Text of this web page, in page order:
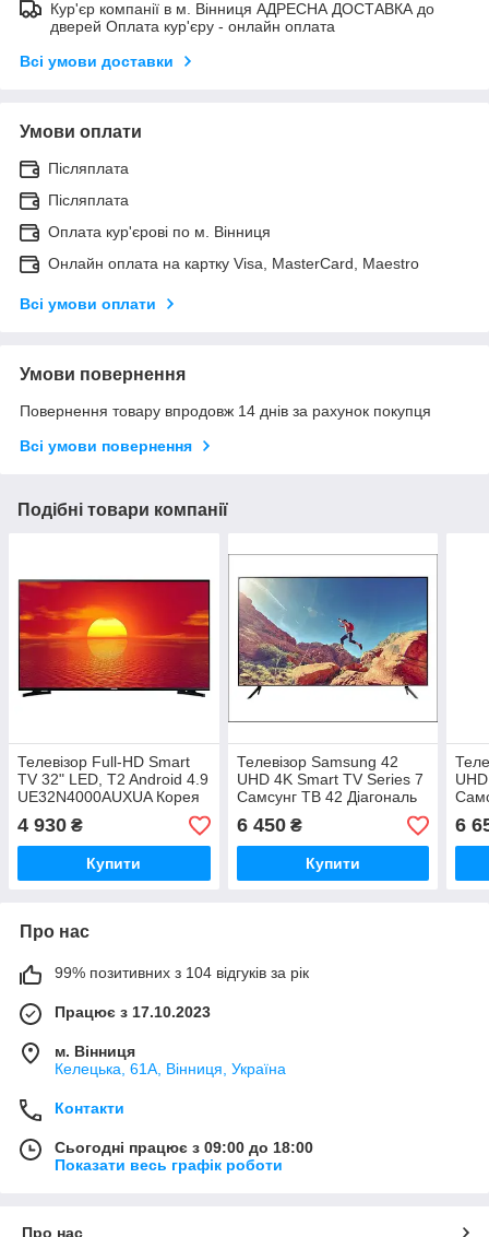
Кур'єр компанії в м. Вінниця АДРЕСНА ДОСТАВКА до
дверей Оплата кур'єру - онлайн оплата
Всі умови доставки
Умови оплати
Післяплата
Післяплата
Оплата кур'єрові по м. Вінниця
Онлайн оплата на картку Visa, MasterCard, Maestro
Всі умови оплати
Умови повернення
Повернення товару впродовж 14 днів за рахунок покупця
Всі умови повернення
Подібні товари компанії
Телевізор Full-HD Smart
TV 32" LED, T2 Android 4.9
UE32N4000AUXUA Корея
2021год Чорна Пятниця
4 930 ₴
Купити
Телевізор Samsung 42
UHD 4K Smart TV Series 7
Самсунг ТВ 42 Діагональ
зі Смартом Вбудованим
Вай Фай +Гарантія
6 450₴
Купити
зі
Вай
6
Про нас
99% позитивних з 104 відгуків за рік
Працює з 17.10.2023
м. Вінниця
Келецька, 61А, Вінниця, Україна
Контакти
Сьогодні працює з 09:00 до 18:00
Показати весь графік роботи
Про нас